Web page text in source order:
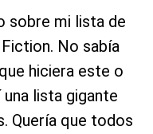
sobre mi lista de
No sabía
hiciera este o
lista gigante
Quería que todos